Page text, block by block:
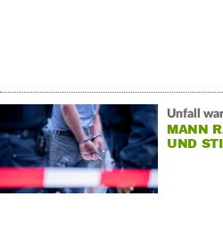
Unfall
MANN
UND